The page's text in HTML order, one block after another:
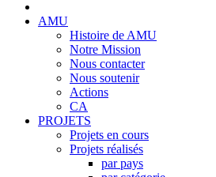
AMU
Histoire de AMU
Notre Mission
Nous contacter
Nous soutenir
Actions
CA
PROJETS
Projets en cours
Projets réalisés
par pays